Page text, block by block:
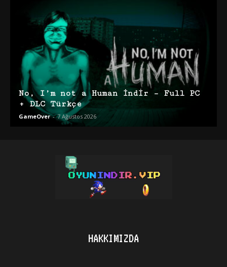
No, I’m not a Human İndir – Full PC
+ DLC Türkçe
GameOver - 7 Ağustos 2026
HAKKIMIZDA